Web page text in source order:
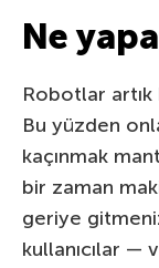
Ne
Robotlar artık
Bu yüzden
kaçınmak
bir zaman
geriye
kullanıcılar